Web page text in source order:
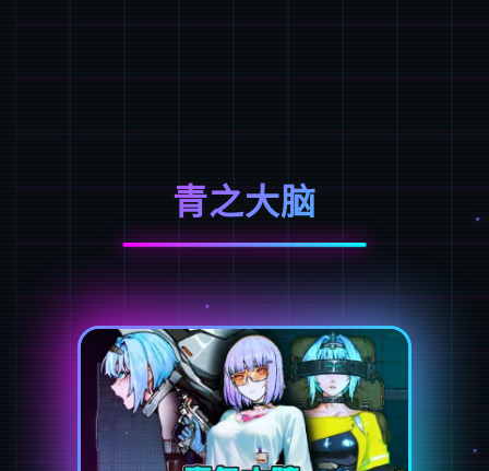
青之大脑